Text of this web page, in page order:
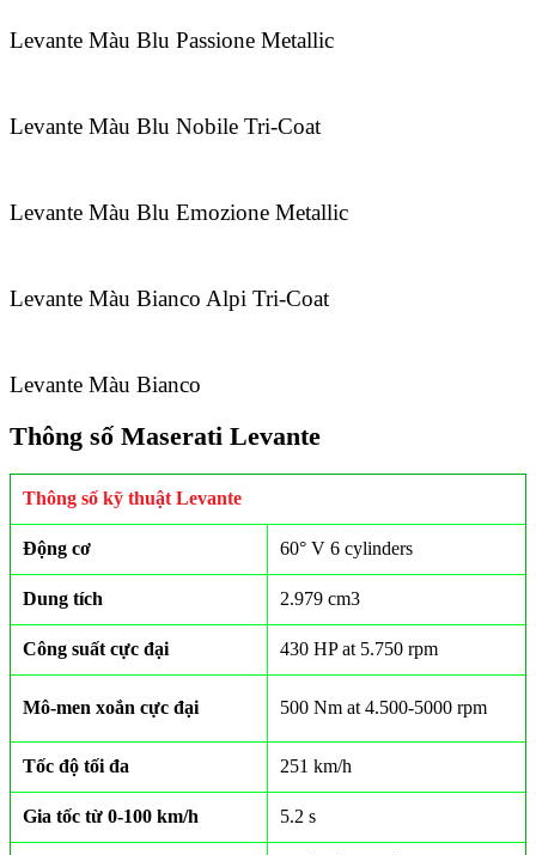
Levante Màu Blu Passione Metallic
Levante Màu Blu Nobile Tri-Coat
Levante Màu Blu Emozione Metallic
Levante Màu Bianco Alpi Tri-Coat
Levante Màu Bianco
Thông số Maserati Levante
Thông số kỹ thuật Levante
Động cơ 60° V 6 cylinders
Dung tích 2.979 cm3
Công suất cực đại 430 HP at 5.750 rpm
Mô-men xoắn cực đại 500 Nm at 4.500-5000 rpm
Tốc độ tối đa 251 km/h
Gia tốc từ 0-100 km/h 5.2 s